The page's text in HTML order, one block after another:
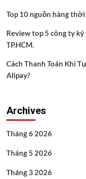
Top 10 nguồn hàng
Review top 5 công ty
TP.HCM.
Cách Thanh Toán Khi
Alipay?
Archives
Tháng 6 2026
Tháng 5 2026
Tháng 3 2026